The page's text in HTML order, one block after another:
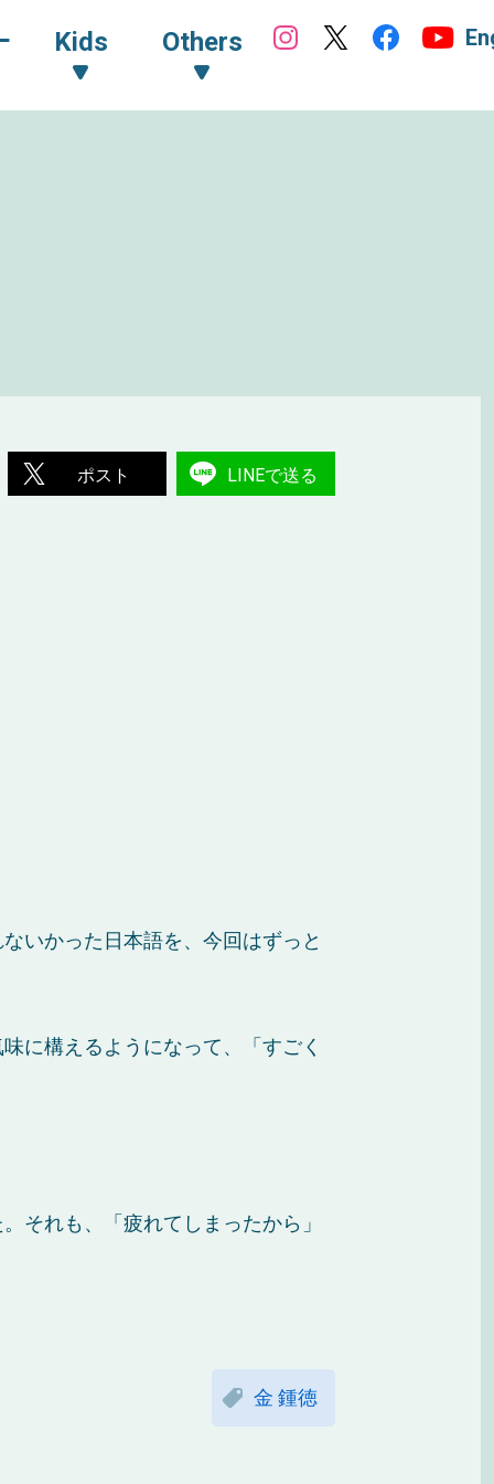
Kids Others
ポスト LINEで送る
いかった日本語を、今回はずっと
に構えるようになって、「すごく
それも、「疲れてしまったから」
金 鍾徳